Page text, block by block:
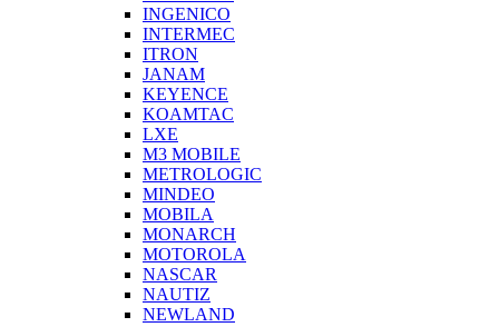
INGENICO
INTERMEC
ITRON
JANAM
KEYENCE
KOAMTAC
LXE
M3 MOBILE
METROLOGIC
MINDEO
MOBILA
MONARCH
MOTOROLA
NASCAR
NAUTIZ
NEWLAND